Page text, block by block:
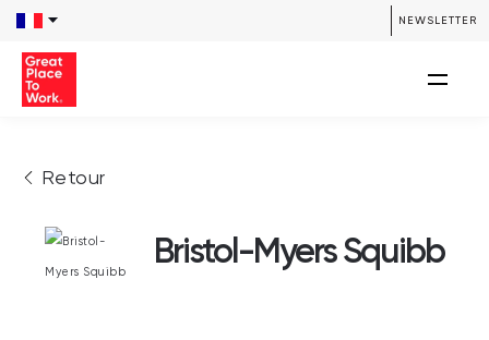
NEWSLETTER
Retour
Bristol-Myers Squibb